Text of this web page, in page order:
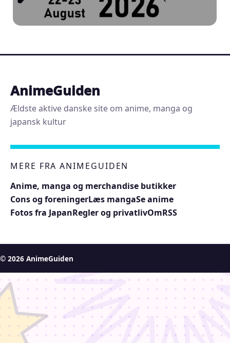
AnimeGuiden
Ældste aktive danske site om anime, manga og
japansk kultur
MERE FRA ANIMEGUIDEN
Anime, manga og merchandise butikker
Cons og foreningerLæs mangaSe anime
Fotos fra JapanRegler og privatlivOmRSS
© 2026 AnimeGuiden